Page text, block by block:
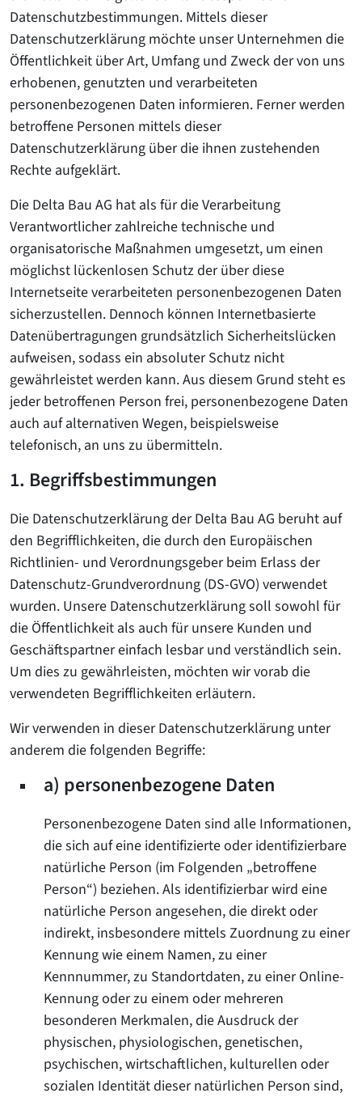
Datenschutzbestimmungen. Mittels dieser
Datenschutzerklärung möchte unser Unternehmen die
Öffentlichkeit über Art, Umfang und Zweck der von uns
erhobenen, genutzten und verarbeiteten
personenbezogenen Daten informieren. Ferner werden
betroffene Personen mittels dieser
Datenschutzerklärung über die ihnen zustehenden
Rechte aufgeklärt.
Die Delta Bau AG hat als für die Verarbeitung
Verantwortlicher zahlreiche technische und
organisatorische Maßnahmen umgesetzt, um einen
möglichst lückenlosen Schutz der über diese
Internetseite verarbeiteten personenbezogenen Daten
sicherzustellen. Dennoch können Internetbasierte
Datenübertragungen grundsätzlich Sicherheitslücken
aufweisen, sodass ein absoluter Schutz nicht
gewährleistet werden kann. Aus diesem Grund steht es
jeder betroffenen Person frei, personenbezogene Daten
auch auf alternativen Wegen, beispielsweise
telefonisch, an uns zu übermitteln.
1. Begriffsbestimmungen
Die Datenschutzerklärung der Delta Bau AG beruht auf
den Begrifflichkeiten, die durch den Europäischen
Richtlinien- und Verordnungsgeber beim Erlass der
Datenschutz-Grundverordnung (DS-GVO) verwendet
wurden. Unsere Datenschutzerklärung soll sowohl für
die Öffentlichkeit als auch für unsere Kunden und
Geschäftspartner einfach lesbar und verständlich sein.
Um dies zu gewährleisten, möchten wir vorab die
verwendeten Begrifflichkeiten erläutern.
Wir verwenden in dieser Datenschutzerklärung unter
anderem die folgenden Begriffe:
a) personenbezogene Daten
Personenbezogene Daten sind alle Informationen,
die sich auf eine identifizierte oder identifizierbare
natürliche Person (im Folgenden „betroffene
Person“) beziehen. Als identifizierbar wird eine
natürliche Person angesehen, die direkt oder
indirekt, insbesondere mittels Zuordnung zu einer
Kennung wie einem Namen, zu einer
Kennnummer, zu Standortdaten, zu einer Online-
Kennung oder zu einem oder mehreren
besonderen Merkmalen, die Ausdruck der
physischen, physiologischen, genetischen,
psychischen, wirtschaftlichen, kulturellen oder
sozialen Identität dieser natürlichen Person sind,